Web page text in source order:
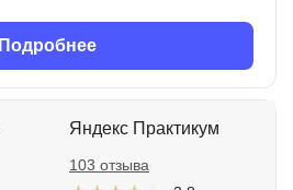
Подробнее
Яндекс Практикум
103 отзыва